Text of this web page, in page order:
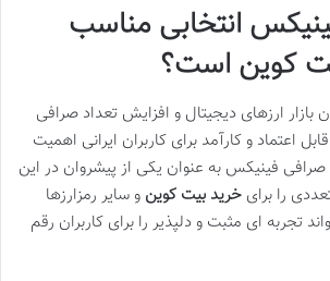
انتخابی مناسب
کوین است؟
بازار ارزهای دیجیتال و افزایش تعداد صرافی
اعتماد و کارآمد برای کاربران ایرانی اهمیت
فینیکس به عنوان یکی از پیشروان در این
را برای خرید بیت کوین و سایر رمزارزها
تجربه ای مثبت و دلپذیر را برای کاربران رقم